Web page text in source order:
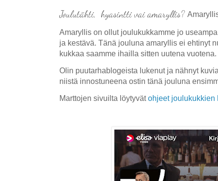
Joulutähti, hyasintti vai amaryllis?
Amaryllis on ollut joulukukkamme jo
ja kestävä. Tänä jouluna amaryllis ei ehtinyt
kukkaa saamme ihailla sitten uutena vuotena.
Olin puutarhablogeista lukenut ja nähnyt
niistä innostuneena ostin tänä jouluna
Marttojen sivuilta löytyvätohjeet